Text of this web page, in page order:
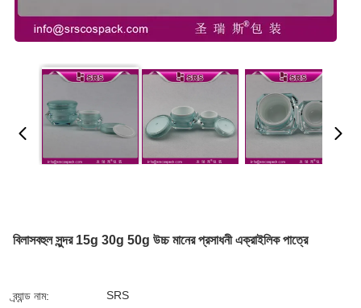
বিলাসবহুল সুন্দর 15g 30g 50g উচ্চ মানের প্রসাধনী এক্রাইলিক পাত্রে
ব্র্যান্ড নাম: SRS